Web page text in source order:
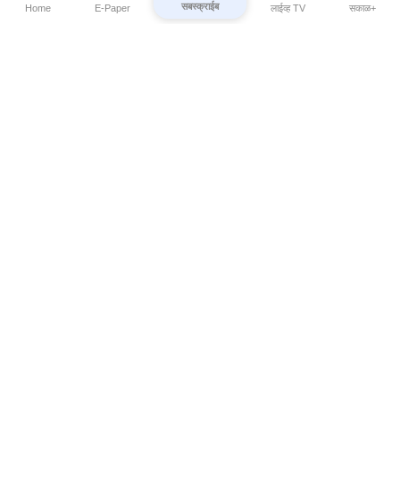
Home E-Paper सबस्क्राईब लाईव्ह TV सकाळ+